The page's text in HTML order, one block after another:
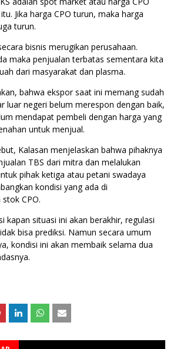
Jika harga CPO turun, maka harga
turun.
bisnis merugikan perusahaan.
maka penjualan terbatas sementara kita
dari masyarakat dan plasma.
bahwa ekspor saat ini memang sudah
luar negeri belum merespon dengan baik,
mendapat pembeli dengan harga yang
untuk menjual.
Kalasan menjelaskan bahwa pihaknya
TBS dari mitra dan melalukan
pihak ketiga atau petani swadaya
kondisi yang ada di
CPO.
kapan situasi ini akan berakhir, regulasi
bisa prediksi. Namun secara umum
kondisi ini akan membaik selama dua